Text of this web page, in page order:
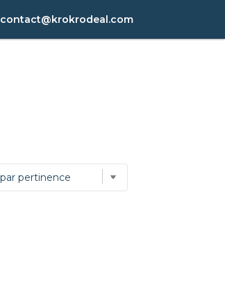
contact@krokrodeal.com